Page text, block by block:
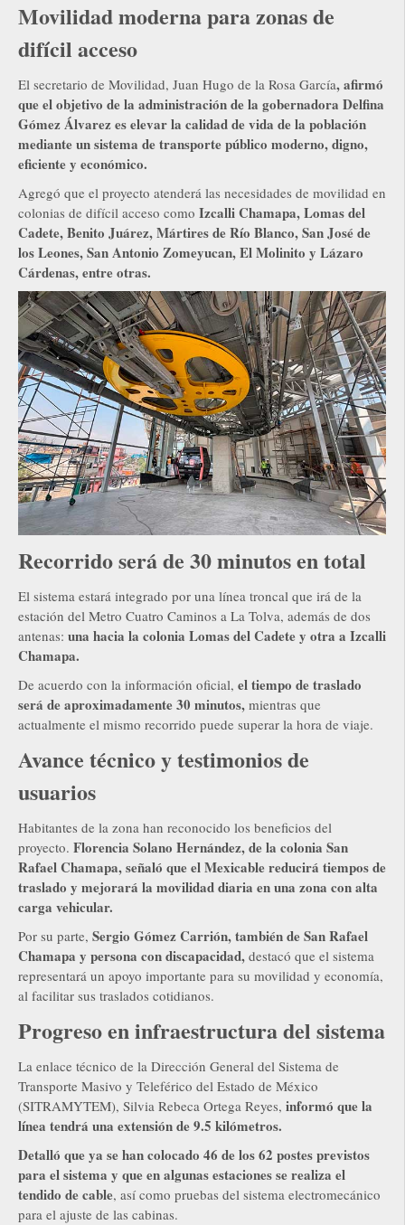
Movilidad moderna para zonas de
difícil acceso
El secretario de Movilidad, Juan Hugo de la Rosa García, afirmó
que el objetivo de la administración de la gobernadora Delfina
Gómez Álvarez es elevar la calidad de vida de la población
mediante un sistema de transporte público moderno, digno,
eficiente y económico.
Agregó que el proyecto atenderá las necesidades de movilidad en
colonias de difícil acceso como Izcalli Chamapa, Lomas del
Cadete, Benito Juárez, Mártires de Río Blanco, San José de
los Leones, San Antonio Zomeyucan, El Molinito y Lázaro
Cárdenas, entre otras.
Recorrido será de 30 minutos en total
El sistema estará integrado por una línea troncal que irá de la
estación del Metro Cuatro Caminos a La Tolva, además de dos
antenas: una hacia la colonia Lomas del Cadete y otra a Izcalli
Chamapa.
De acuerdo con la información oficial, el tiempo de traslado
será de aproximadamente 30 minutos, mientras que
actualmente el mismo recorrido puede superar la hora de viaje.
Avance técnico y testimonios de
usuarios
Habitantes de la zona han reconocido los beneficios del
proyecto. Florencia Solano Hernández, de la colonia San
Rafael Chamapa, señaló que el Mexicable reducirá tiempos de
traslado y mejorará la movilidad diaria en una zona con alta
carga vehicular.
Por su parte, Sergio Gómez Carrión, también de San Rafael
Chamapa y persona con discapacidad, destacó que el sistema
representará un apoyo importante para su movilidad y economía,
al facilitar sus traslados cotidianos.
Progreso en infraestructura del sistema
La enlace técnico de la Dirección General del Sistema de
Transporte Masivo y Teleférico del Estado de México
(SITRAMYTEM), Silvia Rebeca Ortega Reyes, informó que la
línea tendrá una extensión de 9.5 kilómetros.
Detalló que ya se han colocado 46 de los 62 postes previstos
para el sistema y que en algunas estaciones se realiza el
tendido de cable, así como pruebas del sistema electromecánico
para el ajuste de las cabinas.